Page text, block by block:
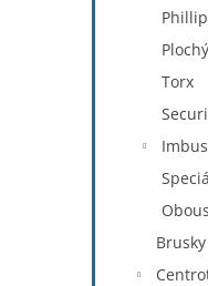
Plochý
Torx
Imbus